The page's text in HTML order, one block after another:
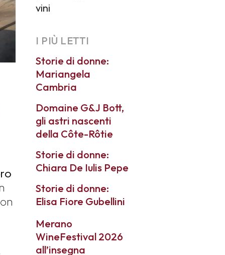
vini
I PIÙ LETTI
Storie di donne:
Mariangela
Cambria
Domaine G&J Bott,
gli astri nascenti
della Côte-Rôtie
Storie di donne:
Chiara De Iulis Pepe
Storie di donne:
Elisa Fiore Gubellini
Merano
WineFestival 2026
all’insegna